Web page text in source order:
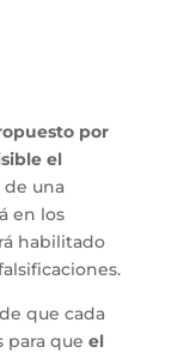
por
el
de una
en los
habilitado
que cada
para que el